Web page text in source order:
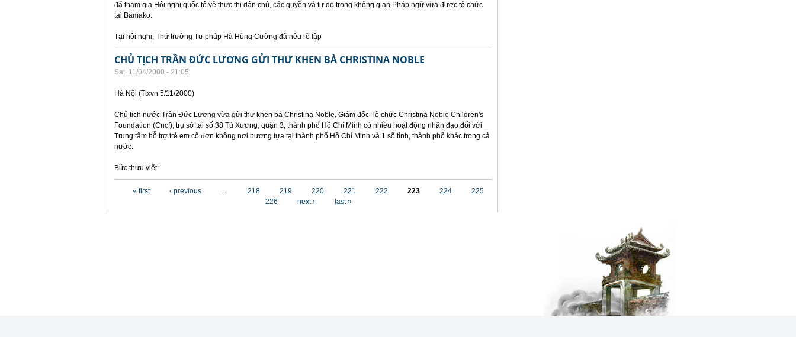
đã tham gia Hội nghị quốc tế về thực thi dân chủ, các quyền và tự do trong không gian Pháp ngữ vừa được tổ chức
tại Bamako.
Tại hội nghị, Thứ trưởng Tư pháp Hà Hùng Cường đã nêu rõ lập
CHỦ TỊCH TRẦN ĐỨC LƯƠNG GỬI THƯ KHEN BÀ CHRISTINA NOBLE
Sat, 11/04/2000 - 21:05
Hà Nội (Ttxvn 5/11/2000)
Chủ tịch nước Trần Đức Lương vừa gửi thư khen bà Christina Noble, Giám đốc Tổ chức Christina Noble Children's
Foundation (Cncf), trụ sở tại số 38 Tú Xương, quận 3, thành phố Hồ Chí Minh có nhiều hoạt động nhân đạo đối với
Trung tâm hỗ trợ trẻ em cô đơn không nơi nương tựa tại thành phố Hồ Chí Minh và 1 số tỉnh, thành phố khác trong cả
nước.
Bức thưu viết:
« first ‹ previous … 218 219 220 221 222 223 224
225
226
next › last »